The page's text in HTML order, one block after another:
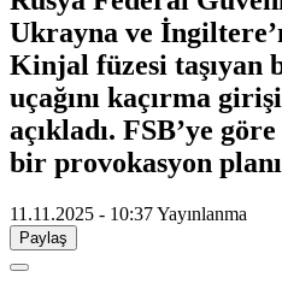
Ukrayna ve
Kinjal füzesi taşıyan
uçağını kaçırma
açıkladı. FSB’ye
bir provokasyon
11.11.2025 - 10:37Yayınlanma
Paylaş